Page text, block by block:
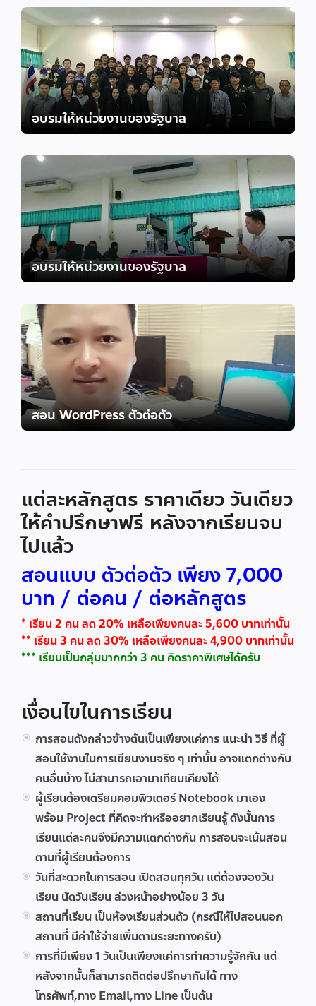
อบรมให้หน่วยงานของรัฐบาล
อบรมให้หน่วยงานของรัฐบาล
สอน WordPress ตัวต่อตัว
แต่ละหลักสูตร ราคาเดียว วันเดียว
ให้คำปรึกษาฟรี หลังจากเรียนจบ
ไปแล้ว
สอนแบบ ตัวต่อตัว เพียง 7,000
บาท / ต่อคน / ต่อหลักสูตร
* เรียน 2 คน ลด 20% เหลือเพียงคนละ 5,600 บาทเท่านั้น
** เรียน 3 คน ลด 30% เหลือเพียงคนละ 4,900 บาทเท่านั้น
*** เรียนเป็นกลุ่มมากกว่า 3 คน คิดราคาพิเศษได้ครับ
เงื่อนไขในการเรียน
การสอนดังกล่าวข้างต้นเป็นเพียงแค่การ แนะนำ วิธี ที่ผู้
สอนใช้งานในการเขียนงานจริง ๆ เท่านั้น อาจแตกต่างกับ
คนอื่นบ้าง ไม่สามารถเอามาเทียบเคียงได้
ผู้เรียนต้องเตรียมคอมพิวเตอร์ Notebook มาเอง
พร้อม Project ที่คิดจะทำหรืออยากเรียนรู้ ดังนั้นการ
เรียนแต่ละคนจึงมีความแตกต่างกัน การสอนจะเน้นสอน
ตามที่ผู้เรียนต้องการ
วันที่สะดวกในการสอน เปิดสอนทุกวัน แต่ต้องจองวัน
เรียน นัดวันเรียน ล่วงหน้าอย่างน้อย 3 วัน
สถานที่เรียน เป็นห้องเรียนส่วนตัว (กรณีให้ไปสอนนอก
สถานที่ มีค่าใช้จ่ายเพิ่มตามระยะทางครับ)
การที่มีเพียง 1 วันเป็นเพียงแค่การทำความรู้จักกัน แต่
หลังจากนั้นก็สามารถติดต่อปรึกษากันได้ ทาง
โทรศัพท์,ทาง Email,ทาง Line เป็นต้น